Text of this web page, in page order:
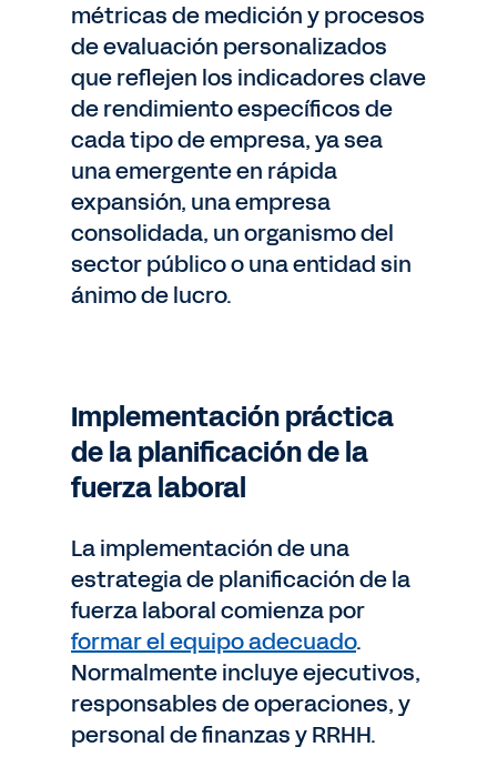
métricas de medición y procesos
de evaluación personalizados
que reflejen los indicadores clave
de rendimiento específicos de
cada tipo de empresa, ya sea
una emergente en rápida
expansión, una empresa
consolidada, un organismo del
sector público o una entidad sin
ánimo de lucro.
Implementación práctica
de la planificación de la
fuerza laboral
La implementación de una
estrategia de planificación de la
fuerza laboral comienza por
formar el equipo adecuado.
Normalmente incluye ejecutivos,
responsables de operaciones, y
personal de finanzas y RRHH.